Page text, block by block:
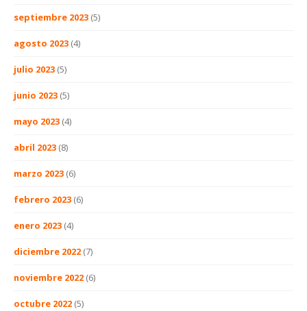
septiembre 2023 (5)
agosto 2023 (4)
julio 2023 (5)
junio 2023 (5)
mayo 2023 (4)
abril 2023 (8)
marzo 2023 (6)
febrero 2023 (6)
enero 2023 (4)
diciembre 2022 (7)
noviembre 2022 (6)
octubre 2022 (5)